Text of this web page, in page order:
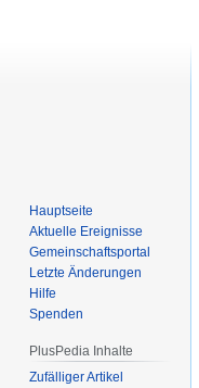
Hauptseite
Aktuelle Ereignisse
Gemeinschafts­portal
Letzte Änderungen
Hilfe
Spenden
PlusPedia Inhalte
Zufälliger Artikel